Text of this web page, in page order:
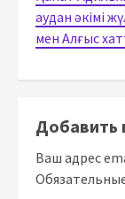
аудан әкімі
мен Алғыс
Добавить
Ваш адрес